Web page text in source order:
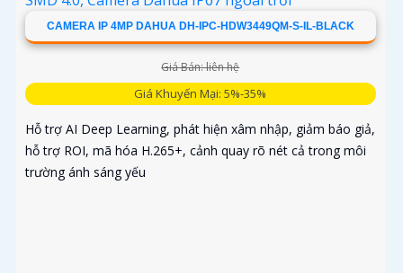
CAMERA IP 4MP DAHUA DH-IPC-HDW3449QM-S-IL-BLACK
Giá Bán: liên hệ
Giá Khuyến Mại: 5%-35%
Hỗ trợ AI Deep Learning, phát hiện xâm nhập, giảm báo giả,
hỗ trợ ROI, mã hóa H.265+, cảnh quay rõ nét cả trong môi
trường ánh sáng yếu